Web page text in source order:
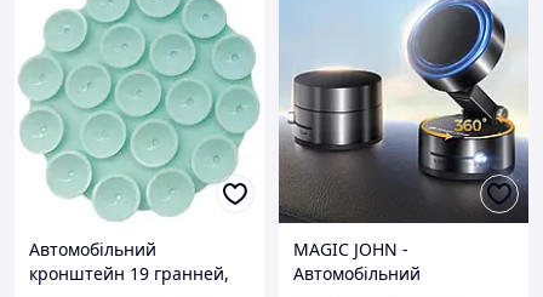
Автомобільний
кронштейн 19 гранней,
MAGIC JOHN -
Автомобільний